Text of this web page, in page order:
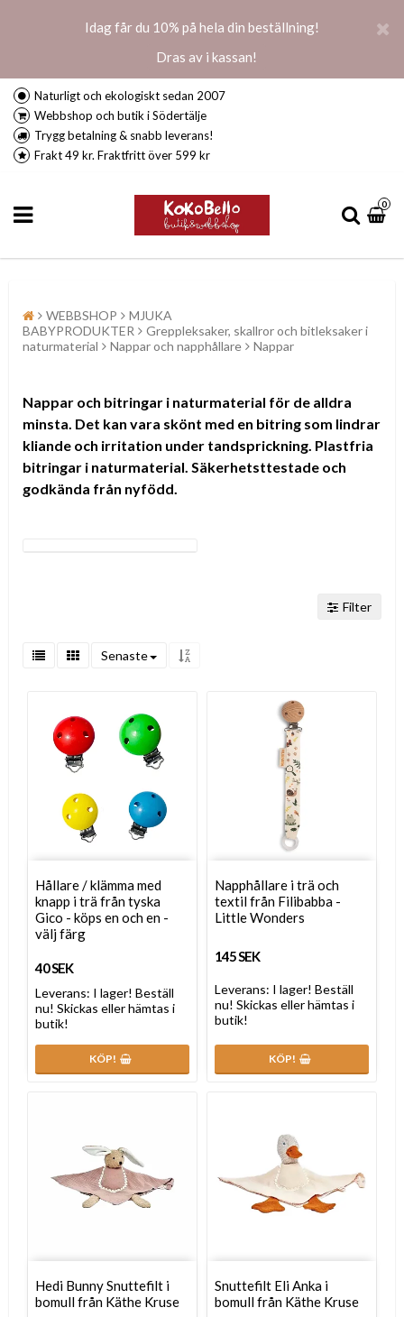
Idag får du 10% på hela din beställning!
Dras av i kassan!
Naturligt och ekologiskt sedan 2007
Webbshop och butik i Södertälje
Trygg betalning & snabb leverans!
Frakt 49 kr. Fraktfritt över 599 kr
0
WEBBSHOP
MJUKA
BABYPRODUKTER
Greppleksaker, skallror och bitleksaker i
naturmaterial
Nappar och napphållare Nappar
Nappar och bitringar i naturmaterial för de alldra
minsta. Det kan vara skönt med en bitring som lindrar
kliande och irritation under tandsprickning. Plastfria
bitringar i naturmaterial. Säkerhetsttestade och
godkända från nyfödd.
Filter
Senaste
Hållare / klämma med
knapp i trä från tyska
Gico - köps en och en -
välj färg
40 SEK
Leverans: I lager! Beställ
nu! Skickas eller hämtas i
butik!
KÖP!
Napphållare i trä och
textil från Filibabba -
Little Wonders
145 SEK
Leverans: I lager! Beställ
nu! Skickas eller hämtas i
butik!
KÖP!
Hedi Bunny Snuttefilt i
bomull från Käthe Kruse
Snuttefilt Eli Anka i
bomull från Käthe Kruse